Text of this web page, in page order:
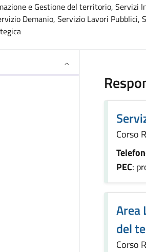
e Gestione del territorio, Servizi
Demanio, Servizio Lavori Pubblici,
Corso
PEC:
Area
del
Corso